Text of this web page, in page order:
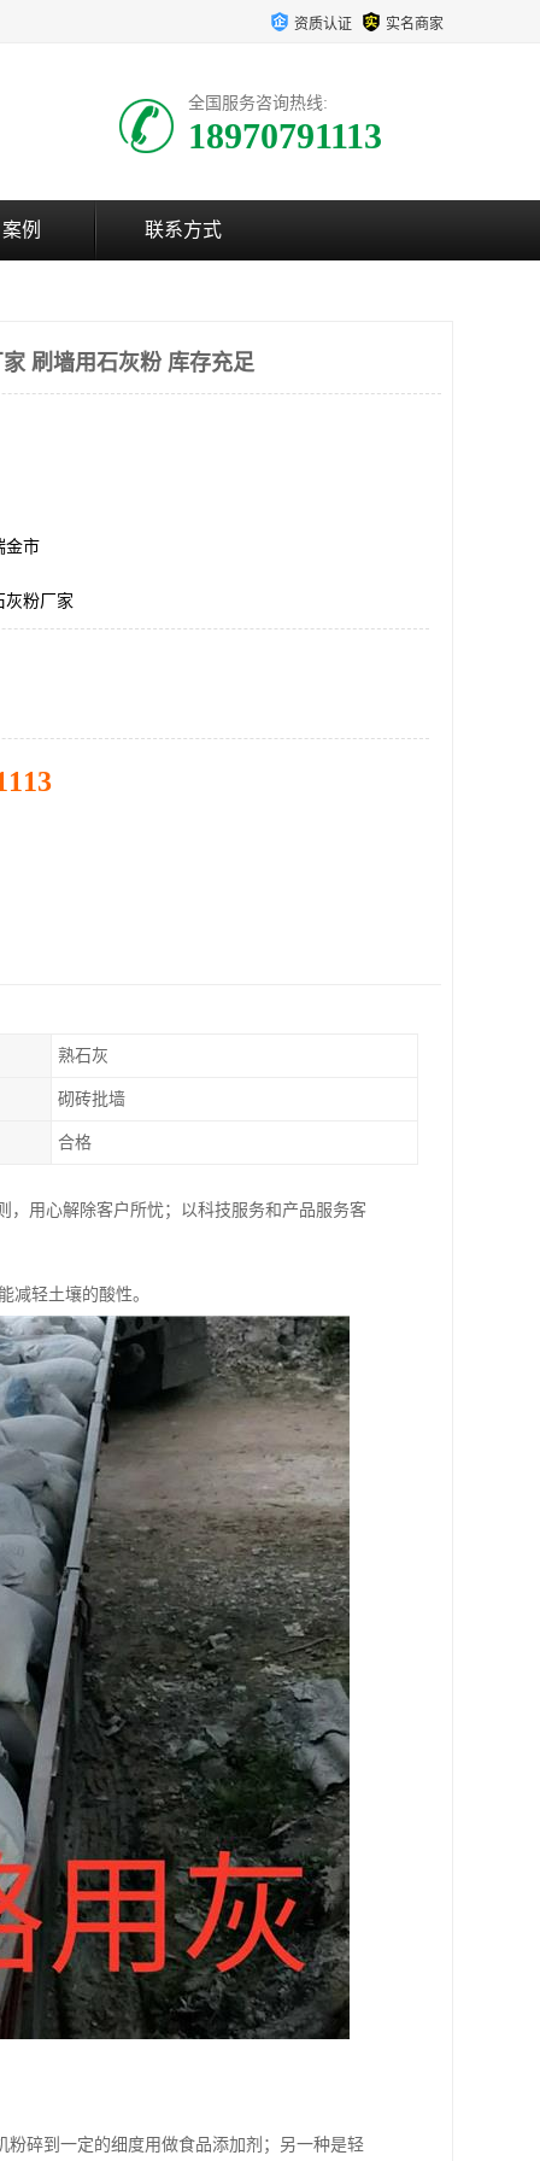
资质认证 实名商家
全国服务咨询热线:
18970791113
例 联系方式
刷墙用石灰粉 库存充足
金市
灰粉厂家
熟石灰
砌砖批墙
合格
，用心解除客户所忧；以科技服务和产品服务客
减轻土壤的酸性。
碎到一定的细度用做食品添加剂；另一种是轻